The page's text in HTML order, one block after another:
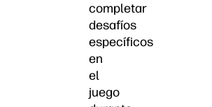
completar
desafíos
específicos
en
el
juego